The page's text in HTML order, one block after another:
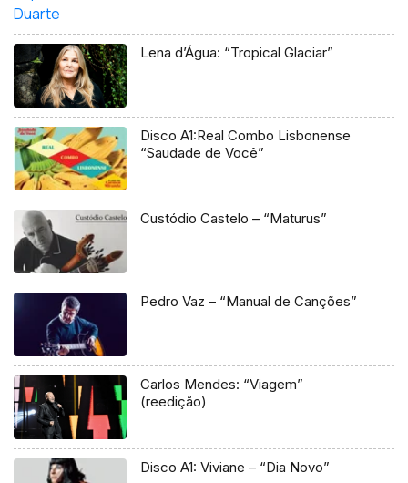
Lena d’Água: “Tropical Glaciar”
Disco A1:Real Combo Lisbonense
“Saudade de Você”
Custódio Castelo – “Maturus”
Pedro Vaz – “Manual de Canções”
Carlos Mendes: “Viagem”
(reedição)
Disco A1: Viviane – “Dia Novo”